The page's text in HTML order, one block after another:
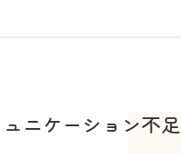
ニケーション不足